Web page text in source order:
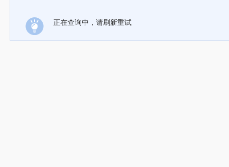
正在查询中，请刷新重试